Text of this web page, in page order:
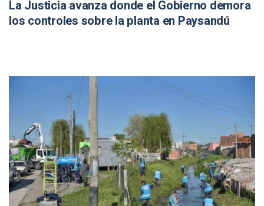
La Justicia avanza donde el Gobierno demora
los controles sobre la planta en Paysandú